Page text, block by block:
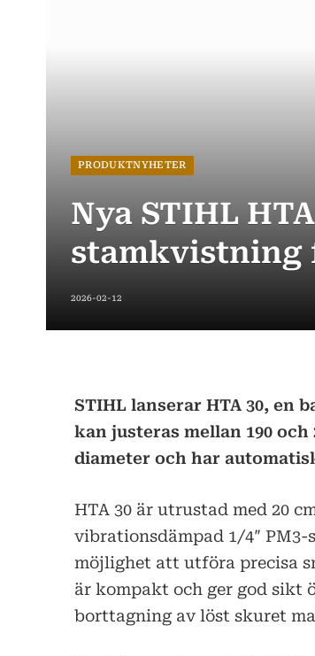
PRODUKTNYHETER
Nya STIHL
stamkvistning
2026-02-12
STIHL lanserar HTA 30, en
kan justeras mellan 190
diameter och har
HTA 30 är utrustad med 20
vibrationsdämpad 1/4″
möjlighet att utföra precisa
är kompakt och ger god sikt
borttagning av löst skuret